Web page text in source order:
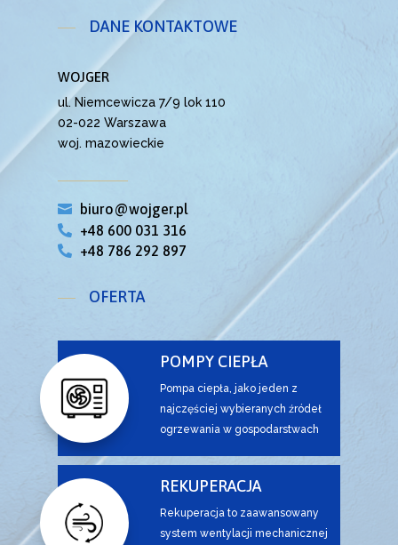
DANE KONTAKTOWE
WOJGER
ul. Niemcewicza 7/9 lok 110
02-022 Warszawa
woj. mazowieckie
 biuro@wojger.pl
 +48 600 031 316
 +48 786 292 897
OFERTA
POMPY CIEPŁA
Pompa ciepła, jako jeden z
najczęściej wybieranych źródeł
ogrzewania w gospodarstwach
korzyści, ale także poprawia
komfort użytkowania w domu.
REKUPERACJA
Rekuperacja to zaawansowany
system wentylacji mechanicznej